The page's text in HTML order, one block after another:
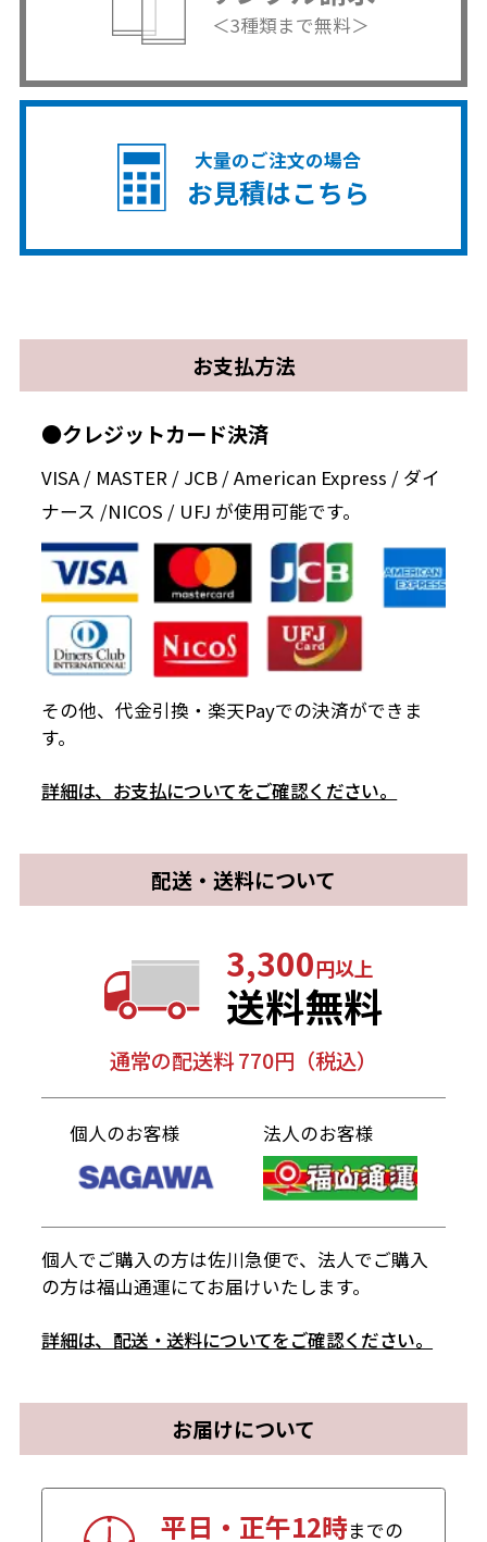
＜3種類まで無料＞
大量のご注文の場合
お見積はこちら
お支払方法
●クレジットカード決済
VISA / MASTER / JCB / American Express / ダイ
ナース /NICOS / UFJ が使用可能です。
その他、代金引換・楽天Payでの決済ができま
す。
詳細は、お支払についてをご確認ください。
配送・送料について
3,300円以上
送料無料
通常の配送料 770円（税込）
個人のお客様 法人のお客様
個人でご購入の方は佐川急便で、法人でご購入
の方は福山通運にてお届けいたします。
詳細は、配送・送料についてをご確認ください。
お届けについて
平日・正午12時までの